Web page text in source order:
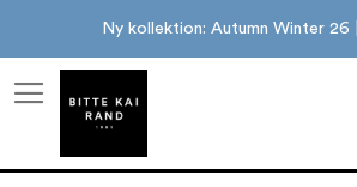
Ny kollektion: Autumn Winter 26 |